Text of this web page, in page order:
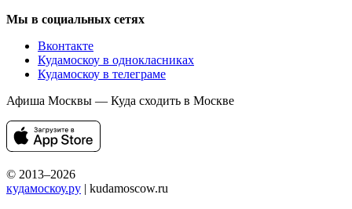
Мы в социальных сетях
Вконтакте
Кудамоскоу в однокласниках
Кудамоскоу в телеграме
Афиша Москвы — Куда сходить в Москве
© 2013–2026
кудамоскоу.ру | kudamoscow.ru